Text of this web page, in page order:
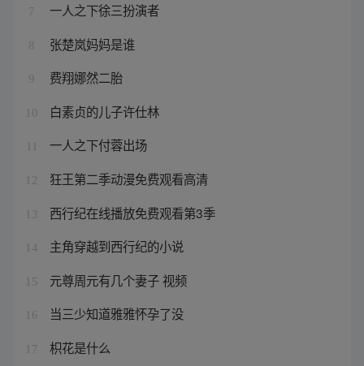
7 一人之下徐三扮演者
8 张楚岚妈妈是谁
9 费翔娜然二胎
10 白素贞的儿子许仕林
一人之下付蓉出场
12 狂王第二季动漫免费观看高清
13 西行纪在线播放免费观看第3季
14 主角穿越到西行纪的小说
15 元尊周元有几个妻子 视频
16 当三少知道雅雅怀孕了没
17 枳花是什么